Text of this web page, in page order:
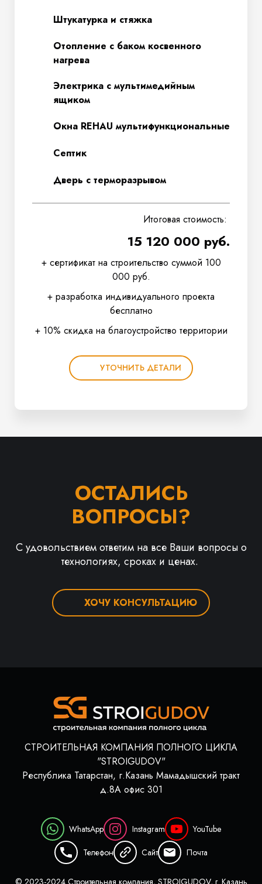
Штукатурка и стяжка
Отопление с баком косвенного
нагрева
Электрика с мультимедийным
ящиком
Окна REHAU мультифункциональные
Септик
Дверь с терморазрывом
Итоговая стоимость:
15 120 000 руб.
+ сертификат на строительство суммой 100
000 руб.
+ разработка индивидуального проекта
бесплатно
+ 10% скидка на благоустройство территории
УТОЧНИТЬ ДЕТАЛИ
ОСТАЛИСЬ
ВОПРОСЫ?
С удовольствием ответим на все Ваши вопросы о
технологиях, сроках и ценах.
ХОЧУ КОНСУЛЬТАЦИЮ
СТРОИТЕЛЬНАЯ КОМПАНИЯ ПОЛНОГО ЦИКЛА
"STROIGUDOV"
Республика Татарстан, г.Казань Мамадышский тракт
д.8А офис 301
WhatsApp Instagram
YouTube
Телефон
Сайт Почта
© 2023-2024 Строительная компания, STROIGUDOV, г. Казань